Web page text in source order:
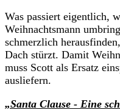
Was passiert eigentlich,
Weihnachtsmann
schmerzlich
Dach stürzt. Damit
muss Scott als Ersatz
ausliefern.
„Santa Clause - Eine